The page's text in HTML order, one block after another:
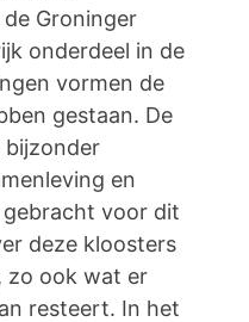
Groninger
onderdeel in de
vormen de
gestaan. De
en
voor dit
deze kloosters
zo ook wat er
resteert. In het